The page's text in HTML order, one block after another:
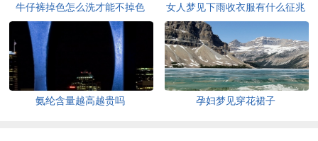
牛仔裤掉色怎么洗才能不掉色 女人梦见下雨收衣服有什么征兆
氨纶含量越高越贵吗 孕妇梦见穿花裙子